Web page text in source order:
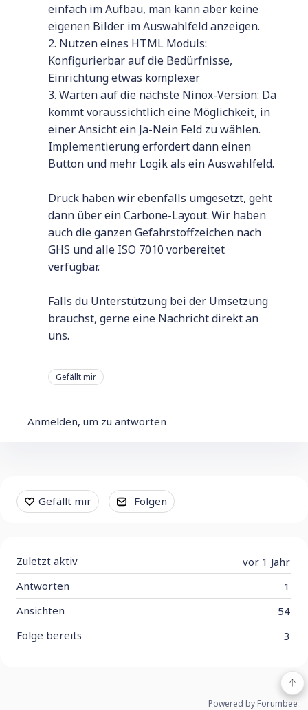
einfach im Aufbau, man kann aber keine
eigenen Bilder im Auswahlfeld anzeigen.
2. Nutzen eines HTML Moduls:
Konfigurierbar auf die Bedürfnisse,
Einrichtung etwas komplexer
3. Warten auf die nächste Ninox-Version: Da
kommt voraussichtlich eine Möglichkeit, in
einer Ansicht ein Ja-Nein Feld zu wählen.
Implementierung erfordert dann einen
Button und mehr Logik als ein Auswahlfeld.
Druck haben wir ebenfalls umgesetzt, geht
dann über ein Carbone-Layout. Wir haben
auch die ganzen Gefahrstoffzeichen nach
GHS und alle ISO 7010 vorbereitet
verfügbar.
Falls du Unterstützung bei der Umsetzung
brauchst, gerne eine Nachricht direkt an
uns.
Gefällt mir
Anmelden, um zu antworten
Content aside
Gefällt mir Folgen
vor 1 Jahr
Zuletzt aktiv
1
Antworten
54
Ansichten
3
Folge bereits
Powered by Forumbee